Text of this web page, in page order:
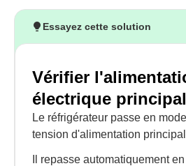
Essayez cette solution
Vérifier
électrique
Le réfrigérateur passe en
tension d'alimentation
Il repasse automatiquement